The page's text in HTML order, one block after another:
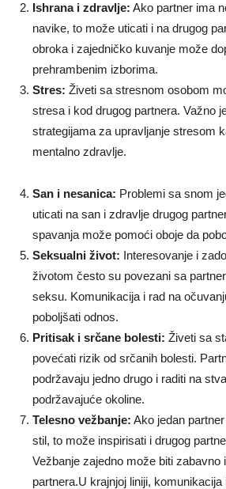
Ishrana i zdravlje: Ako partner ima
navike, to može uticati i na drugog
obroka i zajedničko kuvanje može
prehrambenim izborima.
Stres: Živeti sa stresnom osobom
stresa i kod drugog partnera. Važno
strategijama za upravljanje stresom
mentalno zdravlje.
San i nesanica: Problemi sa snom
uticati na san i zdravlje drugog
spavanja može pomoći oboje da
Seksualni život: Interesovanje i
životom često su povezani sa
seksu. Komunikacija i rad na
poboljšati odnos.
Pritisak i srčane bolesti: Živeti sa
povećati rizik od srčanih bolesti.
podržavaju jedno drugo i raditi na
podržavajuće okoline.
Telesno vežbanje: Ako jedan
stil, to može inspirisati i drugog
Vežbanje zajedno može biti zabavno
partnera.U krajnjoj liniji,